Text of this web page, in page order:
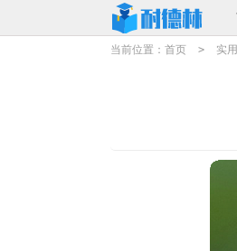
当前位置： 首页 > 实